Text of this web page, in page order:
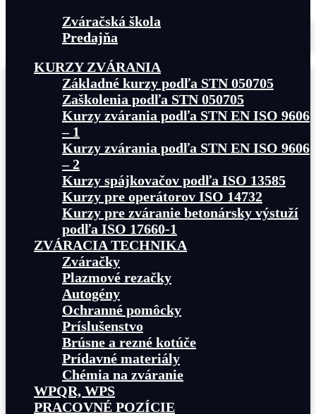
Zváračská škola
Predajňa
KURZY ZVÁRANIA
Základné kurzy podľa STN 050705
Zaškolenia podľa STN 050705
Kurzy zvárania podľa STN EN ISO 9606
– 1
Kurzy zvárania podľa STN EN ISO 9606
– 2
Kurzy spájkovačov podľa ISO 13585
Kurzy pre operátorov ISO 14732
Kurzy pre zváranie betonársky výstuží
podľa ISO 17660-1
ZVÁRACIA TECHNIKA
Zváračky
Plazmové rezačky
Autogény
Ochranné pomôcky
Príslušenstvo
Brúsne a rezné kotúče
Prídavné materiály
Chémia na zváranie
WPQR, WPS
PRACOVNÉ POZÍCIE